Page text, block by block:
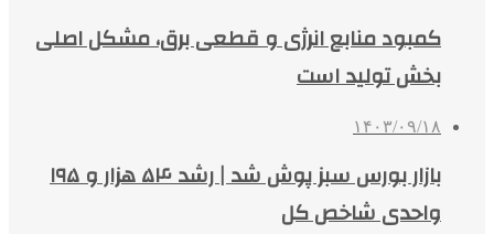
کمبود منابع انرژی و قطعی برق، مشکل اصلی
بخش تولید است
۱۴۰۳/۰۹/۱۸
بازار بورس سبز پوش شد | رشد ۵۴ هزار و ۱۹۵
واحدی شاخص کل